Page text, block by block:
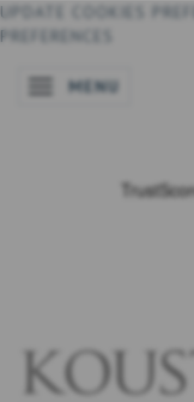
UPDATE COOKIES
PREFERENCES
NAVIGATIE IN-/
MENU